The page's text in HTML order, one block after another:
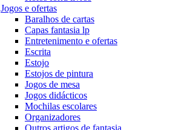
Jogos e ofertas
Baralhos de cartas
Capas fantasia lp
Entretenimento e ofertas
Escrita
Estojo
Estojos de pintura
Jogos de mesa
Jogos didácticos
Mochilas escolares
Organizadores
Outros artigos de fantasia